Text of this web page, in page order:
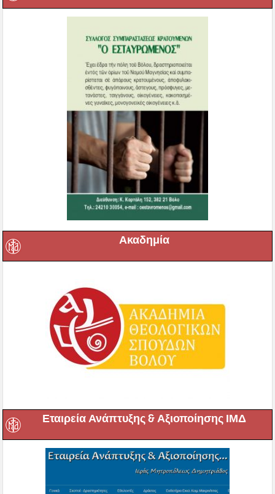
Ακαδημία
Εταιρεία Ανάπτυξης & Αξιοποίησης ΙΜΔ